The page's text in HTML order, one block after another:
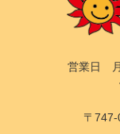
営業日
〒